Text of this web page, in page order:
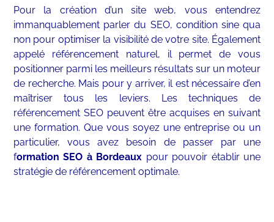
Pour la création d’un site web, vous entendrez
immanquablement parler du SEO, condition sine qua
non pour optimiser la visibilité de votre site. Également
appelé référencement naturel, il permet de vous
positionner parmi les meilleurs résultats sur un moteur
de recherche. Mais pour y arriver, il est nécessaire d’en
maîtriser tous les leviers. Les techniques de
référencement SEO peuvent être acquises en suivant
une formation. Que vous soyez une entreprise ou un
particulier, vous avez besoin de passer par une
formation SEO à Bordeaux pour pouvoir établir une
stratégie de référencement optimale.